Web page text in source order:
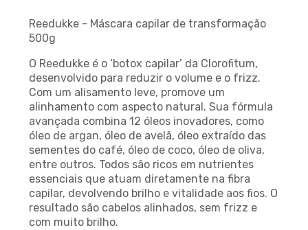
Reedukke - Máscara capilar de transformação
500g
O Reedukke é o ‘botox capilar’ da Clorofitum,
desenvolvido para reduzir o volume e o frizz.
Com um alisamento leve, promove um
alinhamento com aspecto natural. Sua fórmula
avançada combina 12 óleos inovadores, como
óleo de argan, óleo de avelã, óleo extraído das
sementes do café, óleo de coco, óleo de oliva,
entre outros. Todos são ricos em nutrientes
essenciais que atuam diretamente na fibra
capilar, devolvendo brilho e vitalidade aos fios. O
resultado são cabelos alinhados, sem frizz e
com muito brilho.